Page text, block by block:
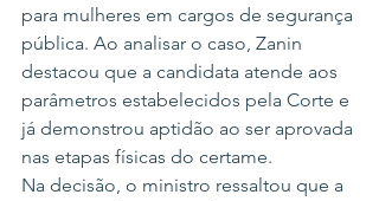
para mulheres em cargos de segurança
pública. Ao analisar o caso, Zanin
destacou que a candidata atende aos
parâmetros estabelecidos pela Corte e
já demonstrou aptidão ao ser aprovada
nas etapas físicas do certame.
Na decisão, o ministro ressaltou que a